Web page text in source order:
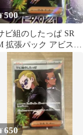
500
ビ組のしたっぱ SR
拡張パック アビスア
イ キラ 110/081
650